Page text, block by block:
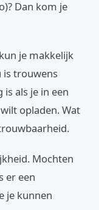
Dan kom je
je makkelijk
is trouwens
als je in een
opladen. Wat
Mochten
er een
je kunnen